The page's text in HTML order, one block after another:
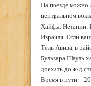
На поезде можно
центральном
Хайфы, Нетании,
Израиля. Если
Тель-Авива, в
Бульвара Шауль
доехать до ж/д
Время в пути –